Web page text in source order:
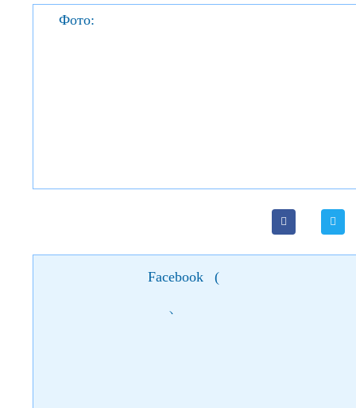
Фото:
Facebook (
)